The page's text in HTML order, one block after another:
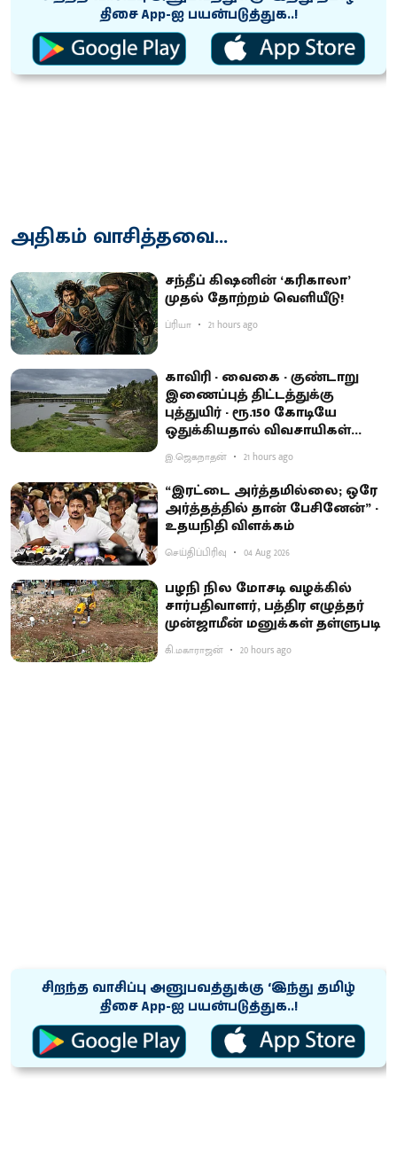
திசை App-ஐ பயன்படுத்துக..!
அதிகம் வாசித்தவை...
சந்தீப் கிஷனின் ‘கரிகாலா’
முதல் தோற்றம் வெளியீடு!
ப்ரியா 21 hours ago
காவிரி - வைகை - குண்டாறு
இணைப்புத் திட்டத்துக்கு
புத்துயிர் - ரூ.150 கோடியே
ஒதுக்கியதால் விவசாயிகள்
ஏமாற்றம்
இ.ஜெகநாதன் 21 hours ago
“இரட்டை அர்த்தமில்லை; ஒரே
அர்த்தத்தில் தான் பேசினேன்” -
உதயநிதி விளக்கம்
செய்திப்பிரிவு 04 Aug 2026
பழநி நில மோசடி வழக்கில்
சார்பதிவாளர், பத்திர எழுத்தர்
முன்ஜாமீன் மனுக்கள் தள்ளுபடி
கி.மகாராஜன் 20 hours ago
சிறந்த வாசிப்பு அனுபவத்துக்கு ‘இந்து தமிழ்
திசை App-ஐ பயன்படுத்துக..!